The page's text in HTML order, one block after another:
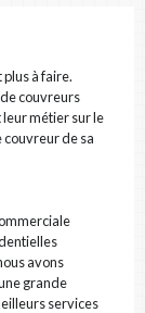
à faire.
couvreurs
métier sur le
couvreur de sa
avons
grande
services